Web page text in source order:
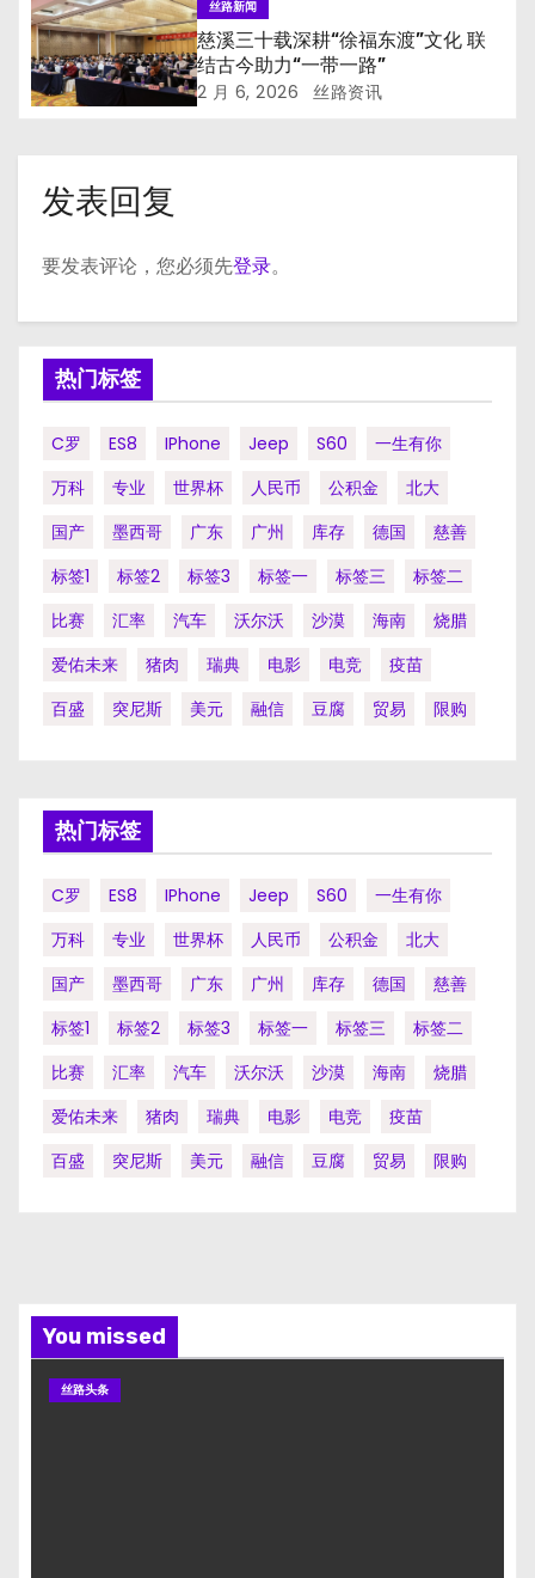
丝路新闻
慈溪三十载深耕“徐福东渡”文化 联
结古今助力“一带一路”
2 月 6, 2026 丝路资讯
发表回复
要发表评论，您必须先登录。
热门标签
C罗 ES8 IPhone Jeep S60
一生有你
万科
专业 世界杯 人民币 公积金
北大
国产
墨西哥 广东 广州 库存 德国
慈善
标签1
标签2 标签3 标签一 标签三
标签二
比赛
汇率 汽车 沃尔沃 沙漠 海南
烧腊
爱佑未来
猪肉 瑞典 电影 电竞
疫苗
百盛
突尼斯 美元 融信 豆腐 贸易 限购
热门标签
C罗 ES8 IPhone Jeep S60
一生有你
万科
专业 世界杯 人民币 公积金
北大
国产
墨西哥 广东 广州 库存 德国
慈善
标签1
标签2 标签3 标签一 标签三
标签二
比赛
汇率 汽车 沃尔沃 沙漠 海南
烧腊
爱佑未来
猪肉 瑞典 电影 电竞
疫苗
百盛
突尼斯 美元 融信 豆腐 贸易 限购
You missed
丝路头条